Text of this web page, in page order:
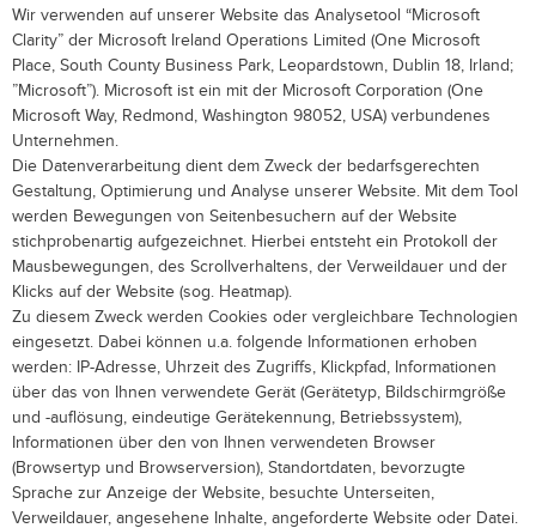
Wir verwenden auf unserer Website das Analysetool “Microsoft
Clarity” der Microsoft Ireland Operations Limited (One Microsoft
Place, South County Business Park, Leopardstown, Dublin 18, Irland;
”Microsoft”). Microsoft ist ein mit der Microsoft Corporation (One
Microsoft Way, Redmond, Washington 98052, USA) verbundenes
Unternehmen.
Die Datenverarbeitung dient dem Zweck der bedarfsgerechten
Gestaltung, Optimierung und Analyse unserer Website. Mit dem Tool
werden Bewegungen von Seitenbesuchern auf der Website
stichprobenartig aufgezeichnet. Hierbei entsteht ein Protokoll der
Mausbewegungen, des Scrollverhaltens, der Verweildauer und der
Klicks auf der Website (sog. Heatmap).
Zu diesem Zweck werden Cookies oder vergleichbare Technologien
eingesetzt. Dabei können u.a. folgende Informationen erhoben
werden: IP-Adresse, Uhrzeit des Zugriffs, Klickpfad, Informationen
über das von Ihnen verwendete Gerät (Gerätetyp, Bildschirmgröße
und -auflösung, eindeutige Gerätekennung, Betriebssystem),
Informationen über den von Ihnen verwendeten Browser
(Browsertyp und Browserversion), Standortdaten, bevorzugte
Sprache zur Anzeige der Website, besuchte Unterseiten,
Verweildauer, angesehene Inhalte, angeforderte Website oder Datei.